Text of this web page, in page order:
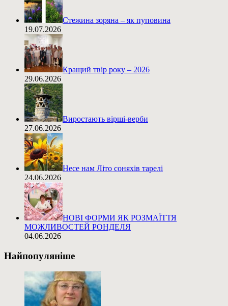
Стежина зоряна – як пуповина
19.07.2026
Кращий твір року – 2026
29.06.2026
Виростають вірші-верби
27.06.2026
Несе нам Літо соняхів тарелі
24.06.2026
НОВІ ФОРМИ ЯК РОЗМАЇТТЯ
МОЖЛИВОСТЕЙ РОНДЕЛЯ
04.06.2026
Найпопуляніше